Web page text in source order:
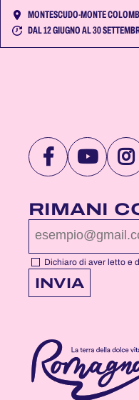
MONTESCUDO-MONTE
DAL 12 GIUGNO AL 30
VISITA
PAGINA
DI
DI
RIMANI
Dichiaro di aver letto e
INVIA